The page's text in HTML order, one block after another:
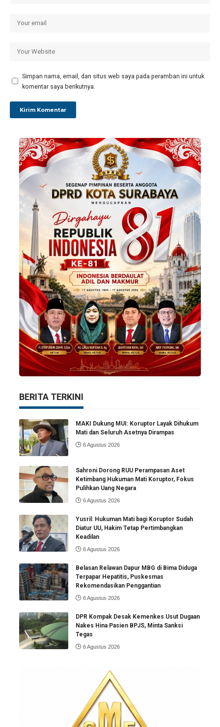
Simpan nama, email, dan situs web saya pada peramban ini untuk
komentar saya berikutnya.
BERITA TERKINI
MAKI Dukung MUI: Koruptor Layak Dihukum
Mati dan Seluruh Asetnya Dirampas
6 Agustus 2026
Sahroni Dorong RUU Perampasan Aset
Ketimbang Hukuman Mati Koruptor, Fokus
Pulihkan Uang Negara
6 Agustus 2026
Yusril: Hukuman Mati bagi Koruptor Sudah
Diatur UU, Hakim Tetap Pertimbangkan
Keadilan
6 Agustus 2026
Belasan Relawan Dapur MBG di Bima Diduga
Terpapar Hepatitis, Puskesmas
Rekomendasikan Penggantian
6 Agustus 2026
DPR Kompak Desak Kemenkes Usut Dugaan
Nakes Hina Pasien BPJS, Minta Sanksi
Tegas
6 Agustus 2026